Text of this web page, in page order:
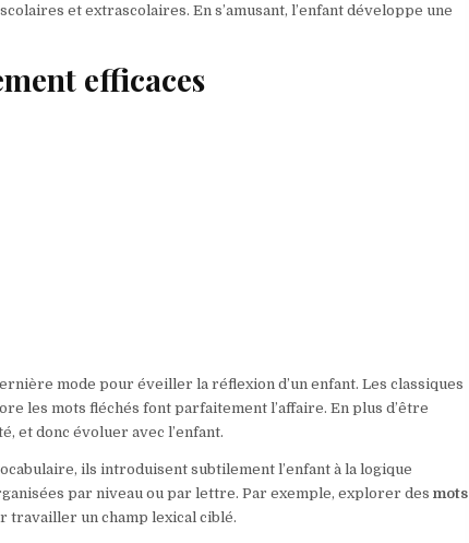
et extrascolaires. En s’amusant, l’enfant développe une
efficaces
mode pour éveiller la réflexion d’un enfant. Les classiques
les mots fléchés font parfaitement l’affaire. En plus d’être
et donc évoluer avec l’enfant.
ils introduisent subtilement l’enfant à la logique
par niveau ou par lettre. Par exemple, explorer desmots
travailler un champ lexical ciblé.